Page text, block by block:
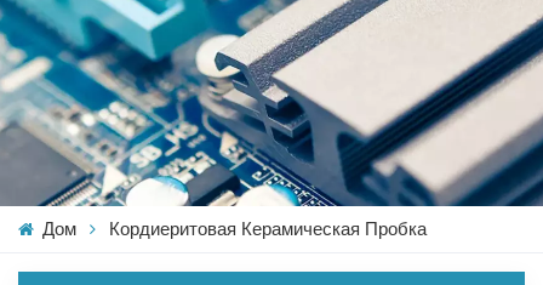
Дом Кордиеритовая Керамическая Пробка